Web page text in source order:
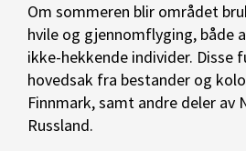
Om sommeren blir området
hvile og gjennomflyging, både
ikke-hekkende individer. Disse
hovedsak fra bestander og
Finnmark, samt andre deler av
Russland.